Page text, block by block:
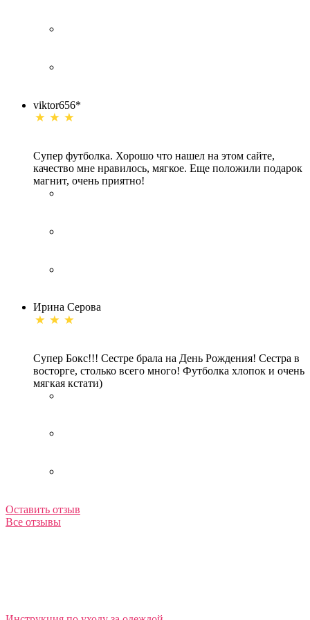
viktor656*
Супер футболка. Хорошо что нашел на этом сайте,
качество мне нравилось, мягкое. Еще положили подарок
магнит, очень приятно!
Ирина Серова
Супер Бокс!!! Сестре брала на День Рождения! Сестра в
восторге, столько всего много! Футболка хлопок и очень
мягкая кстати)
Оставить отзыв
Все отзывы